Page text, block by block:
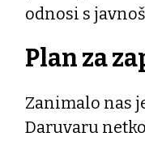
odnosi s
Plan za
Zanimalo nas
Daruvaru